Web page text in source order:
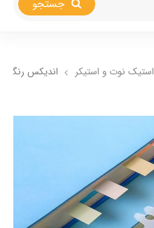
استیک نوت و استیکر اندیکس رنگی